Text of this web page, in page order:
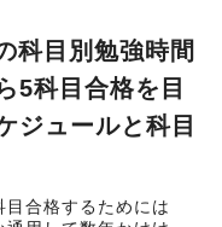
科目別勉強時間
5科目合格を目
ジュールと科目
合格するためには